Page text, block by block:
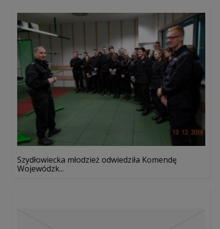
Szydłowiecka młodzież odwiedziła Komendę
Wojewódzk...